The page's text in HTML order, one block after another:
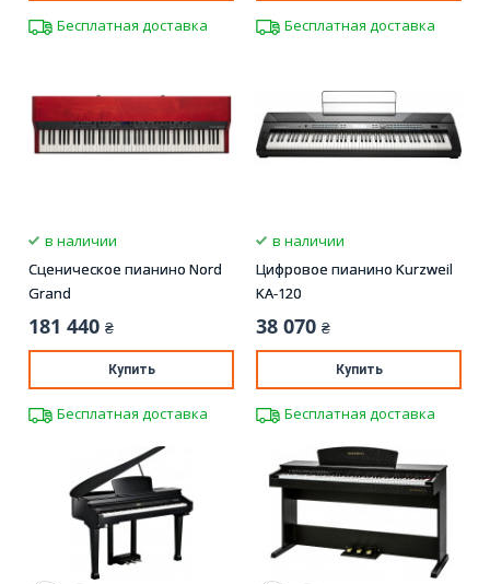
Бесплатная доставка Бесплатная доставка
в наличии
Сценическое пианино Nord
Grand
181 440 ₴
Купить
Бесплатная доставка
в наличии
Цифровое пианино Kurzweil
KA-120
38 070 ₴
Купить
Бесплатная доставка